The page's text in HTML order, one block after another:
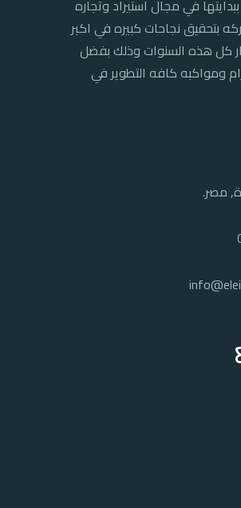
في مجال استيراد وتجاره
بتحقيق نجاحات كبيره في اكبر
كل هذه السنوات وذلك بفضل
ومواكبه كافه التطوير في
مصر.